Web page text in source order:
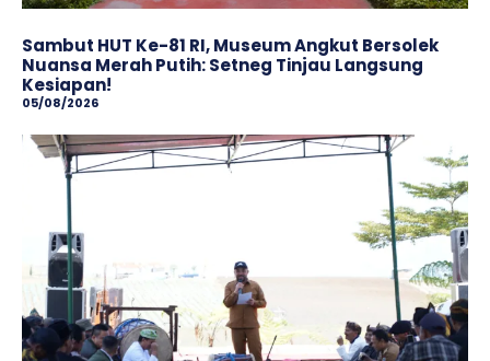
Sambut HUT Ke-81 RI, Museum Angkut Bersolek
Nuansa Merah Putih: Setneg Tinjau Langsung
Kesiapan!
05/08/2026